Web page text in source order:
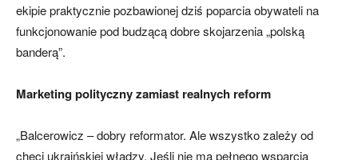
ekipie praktycznie pozbawionej dziś poparcia obywateli na
funkcjonowanie pod budzącą dobre skojarzenia „polską
banderą”.
Marketing polityczny zamiast realnych reform
„Balcerowicz – dobry reformator. Ale wszystko zależy od
chęci ukraińskiej władzy. Jeśli nie ma pełnego wsparcia